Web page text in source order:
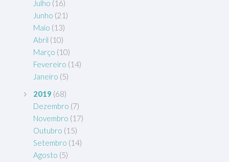
Julho (16)
Junho (21)
Maio (13)
Abril (10)
Março (10)
Fevereiro (14)
Janeiro (5)
2019 (68)
Dezembro (7)
Novembro (17)
Outubro (15)
Setembro (14)
Agosto (5)